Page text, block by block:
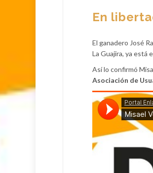
En
El ganadero José
La Guajira, ya está
Así lo confirmó
Asociación de